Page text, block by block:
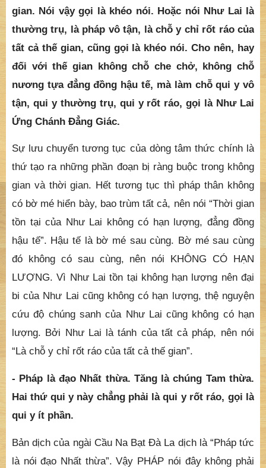
gian. Nói vậy gọi là khéo nói. Hoặc nói Như Lai là
thường trụ, là pháp vô tận, là chỗ y chỉ rốt ráo của
tất cả thế gian, cũng gọi là khéo nói. Cho nên, hay
đối với thế gian không chỗ che chở, không chỗ
nương tựa đẳng đồng hậu tế, mà làm chỗ qui y vô
tận, qui y thường trụ, qui y rốt ráo, gọi là Như Lai
Ứng Chánh Đẳng Giác.
Sự lưu chuyển tương tục của dòng tâm thức chính là
thứ tạo ra những phần đoạn bị ràng buộc trong không
gian và thời gian. Hết tương tục thì pháp thân không
có bờ mé hiển bày, bao trùm tất cả, nên nói “Thời gian
tồn tại của Như Lai không có hạn lượng, đẳng đồng
hậu tế”. Hậu tế là bờ mé sau cùng. Bờ mé sau cùng
đó không có sau cùng, nên nói KHÔNG CÓ HẠN
LƯỢNG. Vì Như Lai tồn tại không hạn lượng nên đại
bi của Như Lai cũng không có hạn lượng, thệ nguyện
cứu độ chúng sanh của Như Lai cũng không có hạn
lượng. Bởi Như Lai là tánh của tất cả pháp, nên nói
“Là chỗ y chỉ rốt ráo của tất cả thế gian”.
- Pháp là đạo Nhất thừa. Tăng là chúng Tam thừa.
Hai thứ qui y này chẳng phải là qui y rốt ráo, gọi là
qui y ít phần.
Bản dịch của ngài Cầu Na Bạt Đà La dịch là “Pháp tức
là nói đạo Nhất thừa”. Vậy PHÁP nói đây không phải